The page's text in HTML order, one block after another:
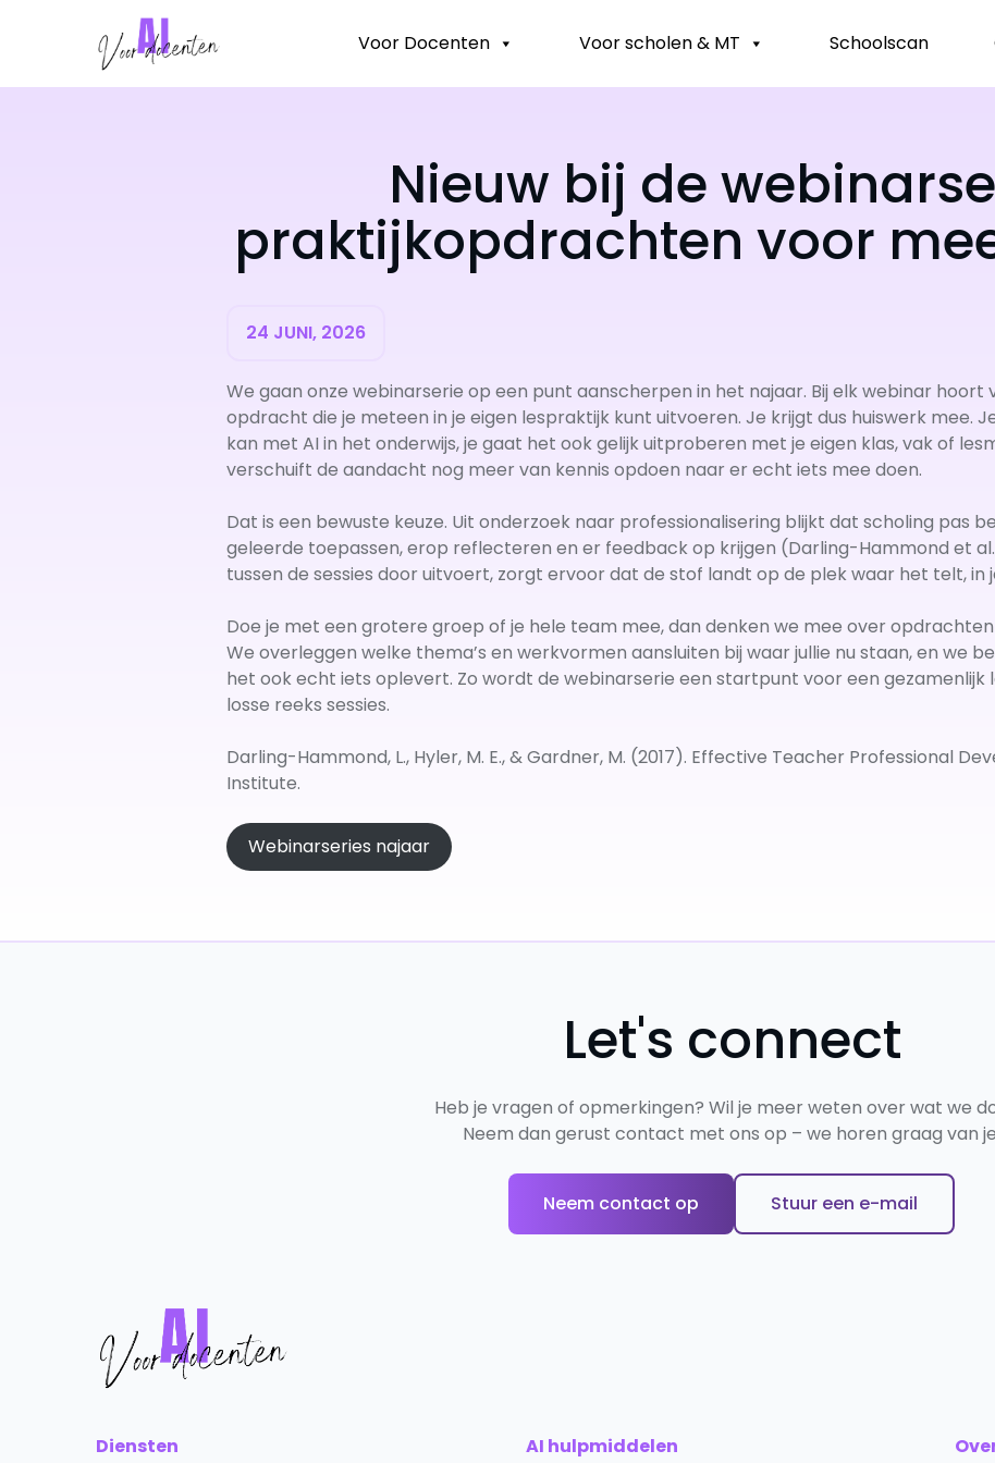
inhoud
Voor Docenten Voor scholen & MT Schoolscan
Nieuw bij de
praktijkopdrachten voor
24 JUNI, 2026
We gaan onze webinarserie op een punt aanscherpen in het najaar. Bij elk webinar
opdracht die je meteen in je eigen lespraktijk kunt uitvoeren. Je krijgt dus huiswerk mee.
kan met AI in het onderwijs, je gaat het ook gelijk uitproberen met je eigen klas, vak of
verschuift de aandacht nog meer van kennis opdoen naar er echt iets mee doen.
Dat is een bewuste keuze. Uit onderzoek naar professionalisering blijkt dat scholing pas
geleerde toepassen, erop reflecteren en er feedback op krijgen (Darling-Hammond et
tussen de sessies door uitvoert, zorgt ervoor dat de stof landt op de plek waar het telt, in
Doe je met een grotere groep of je hele team mee, dan denken we mee over opdrachten
We overleggen welke thema’s en werkvormen aansluiten bij waar jullie nu staan, en we
het ook echt iets oplevert. Zo wordt de webinarserie een startpunt voor een
losse reeks sessies.
Darling-Hammond, L., Hyler, M. E., & Gardner, M. (2017). Effective Teacher Professional
Institute.
Webinarseries najaar
Let's connect
Heb je vragen of opmerkingen? Wil je meer weten over wat we
Neem dan gerust contact met ons op – we horen graag van
Neem contact op Stuur een e-mail
Diensten
AI hulpmiddelen